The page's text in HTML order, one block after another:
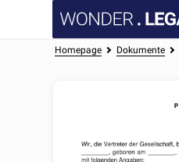
Homepage Dokumente